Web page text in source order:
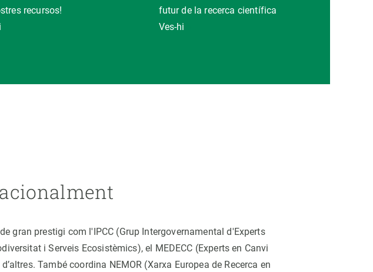
recursos!
futur de la recerca científica
Ves-hi
gran prestigi com l'IPCC (Grup Intergovernamental d'Experts
i Serveis Ecosistèmics), el MEDECC (Experts en Canvi
També coordina NEMOR (Xarxa Europea de Recerca en